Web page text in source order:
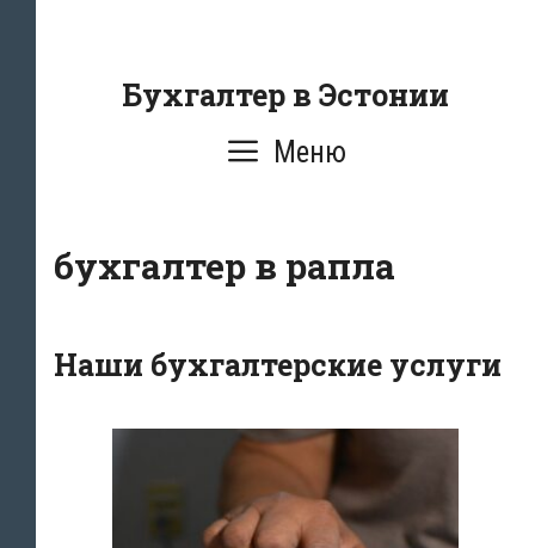
содержаниюБухгалтер в Эстонии
Меню
бухгалтер в рапла
Наши бухгалтерские услуги